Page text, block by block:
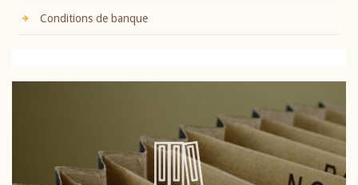
Conditions de banque